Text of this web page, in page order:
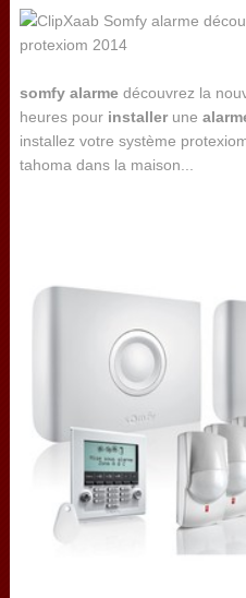
somfy alarmedécouvrez la
heures pour installerune
installez votre système
tahoma dans la maison...